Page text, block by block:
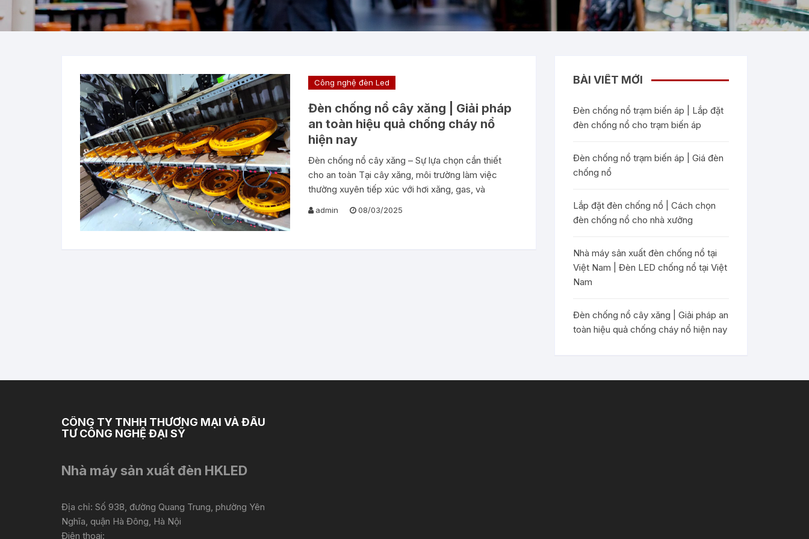
Công nghệ đèn Led
Đèn chống nổ cây xăng | Giải pháp
an toàn hiệu quả chống cháy nổ
hiện nay
Đèn chống nổ cây xăng – Sự lựa chọn cần thiết
cho an toàn Tại cây xăng, môi trường làm việc
thường xuyên tiếp xúc với hơi xăng, gas, và
admin 08/03/2025
BÀI VIẾT MỚI
Đèn chống nổ trạm biến áp | Lắp đặt
đèn chống nổ cho trạm biến áp
Đèn chống nổ trạm biến áp | Giá đèn
chống nổ
Lắp đặt đèn chống nổ | Cách chọn
đèn chống nổ cho nhà xưởng
Nhà máy sản xuất đèn chống nổ tại
Việt Nam | Đèn LED chống nổ tại Việt
Nam
Đèn chống nổ cây xăng | Giải pháp an
toàn hiệu quả chống cháy nổ hiện nay
CÔNG TY TNHH THƯƠNG MẠI VÀ ĐẦU
TƯ CÔNG NGHỆ ĐẠI SỸ
Nhà máy sản xuất đèn HKLED
Địa chỉ: Số 938, đường Quang Trung, phường Yên
Nghĩa, quận Hà Đông, Hà Nội
Điện thoại: